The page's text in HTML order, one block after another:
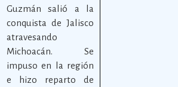
Guzmán salió a la
conquista de Jalisco
atravesando
Michoacán. Se
impuso en la región
e hizo reparto de